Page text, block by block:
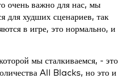
очень важно для нас, мы
для худших сценариев, так
в игре, это нормально, и
мы сталкиваемся, - это
All Blacks, но это и